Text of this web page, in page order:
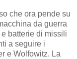
che ora pende su
da guerra
batterie di missili
a seguire i
e Wolfowitz. La